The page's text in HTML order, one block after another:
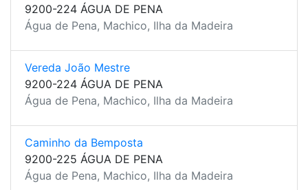
9200-224 ÁGUA DE PENA
Água de Pena, Machico, Ilha da Madeira
Vereda João Mestre
9200-224 ÁGUA DE PENA
Água de Pena, Machico, Ilha da Madeira
Caminho da Bemposta
9200-225 ÁGUA DE PENA
Água de Pena, Machico, Ilha da Madeira